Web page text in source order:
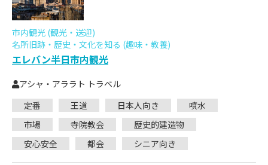
市内観光 (観光・送迎)
名所旧跡・歴史・文化を知る (趣味・教養)
エレバン半日市内観光
アシャ・アララト トラベル
定番
王道 日本人向き
噴水
市場
寺院教会
歴史的建造物
安心安全
都会 シニア向き